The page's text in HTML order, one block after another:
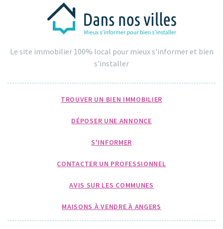
Le site immobilier 100% local pour mieux s'informer et bien
s'installer
TROUVER UN BIEN IMMOBILIER
DÉPOSER UNE ANNONCE
S'INFORMER
CONTACTER UN PROFESSIONNEL
AVIS SUR LES COMMUNES
MAISONS À VENDRE À ANGERS